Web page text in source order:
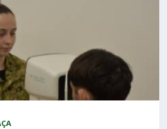
PRAÇA
SARGENTO